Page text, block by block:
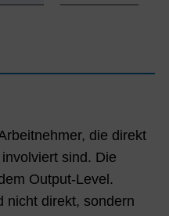
die direkt
sind. Die
Output-Level.
nicht direkt, sondern